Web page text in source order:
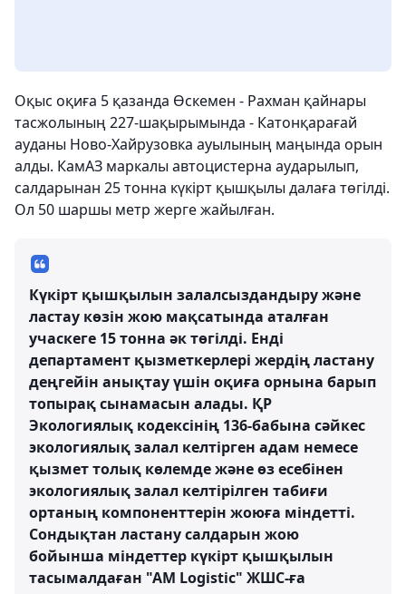
Оқыс оқиға 5 қазанда Өскемен - Рахман қайнары
тасжолының 227-шақырымында - Катонқарағай
ауданы Ново-Хайрузовка ауылының маңында орын
алды. КамАЗ маркалы автоцистерна аударылып,
салдарынан 25 тонна күкірт қышқылы далаға төгілді.
Ол 50 шаршы метр жерге жайылған.
Күкірт қышқылын залалсыздандыру және
ластау көзін жою мақсатында аталған
учаскеге 15 тонна әк төгілді. Енді
департамент қызметкерлері жердің ластану
деңгейін анықтау үшін оқиға орнына барып
топырақ сынамасын алады. ҚР
Экологиялық кодексінің 136-бабына сәйкес
экологиялық залал келтірген адам немесе
қызмет толық көлемде және өз есебінен
экологиялық залал келтірілген табиғи
ортаның компоненттерін жоюға міндетті.
Сондықтан ластану салдарын жою
бойынша міндеттер күкірт қышқылын
тасымалдаған "АМ Logistic" ЖШС-ға